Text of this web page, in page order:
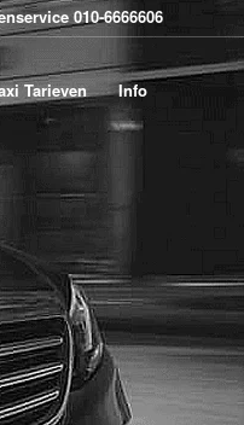
010-6666606
Tarieven Info